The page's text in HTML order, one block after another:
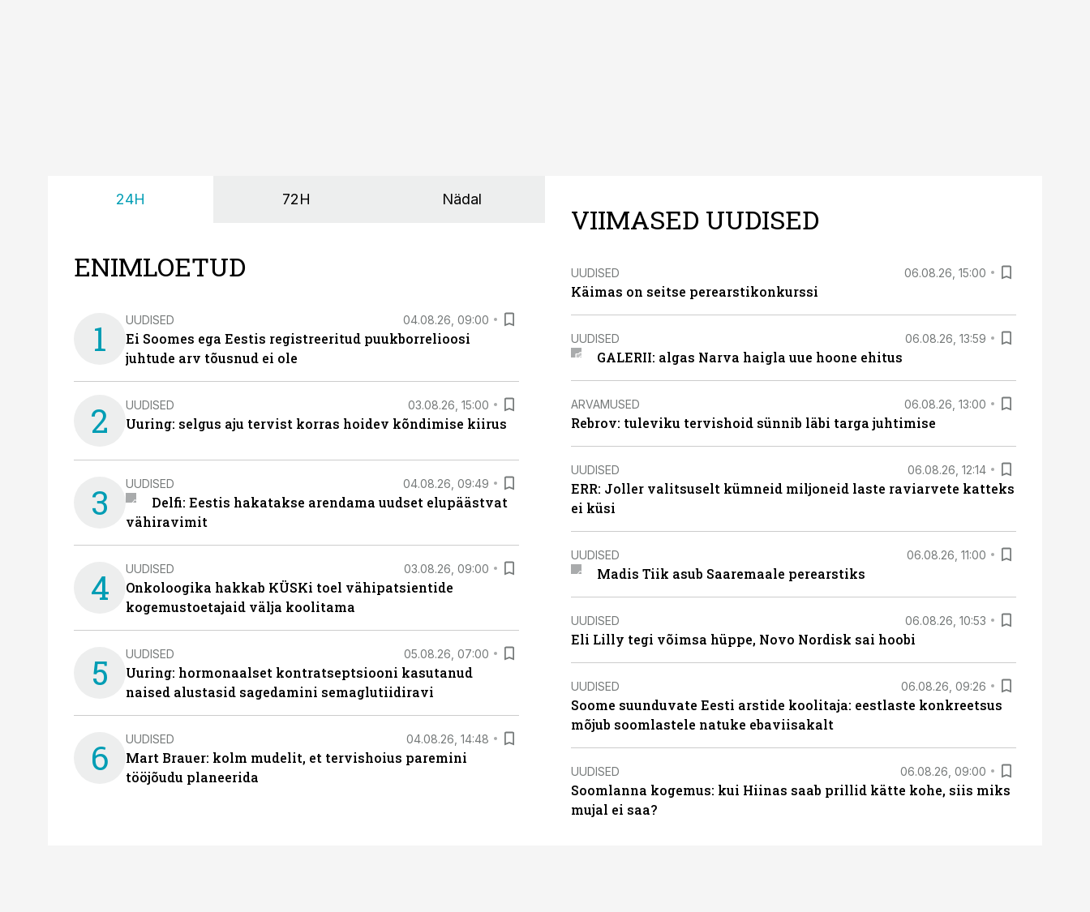
24H 72H Nädal
ENIMLOETUD
1 UUDISED 04.08.26, 09:00
Ei Soomes ega Eestis registreeritud puukborrelioosi
juhtude arv tõusnud ei ole
2 UUDISED 03.08.26, 15:00
Uuring: selgus aju tervist korras hoidev kõndimise kiirus
3 UUDISED 04.08.26, 09:49
Delfi: Eestis hakatakse arendama uudset elupäästvat
vähiravimit
4 UUDISED 03.08.26, 09:00
Onkoloogika hakkab KÜSKi toel vähipatsientide
kogemustoetajaid välja koolitama
5 UUDISED 05.08.26, 07:00
Uuring: hormonaalset kontratseptsiooni kasutanud
naised alustasid sagedamini semaglutiidiravi
6 UUDISED 04.08.26, 14:48
Mart Brauer: kolm mudelit, et tervishoius paremini
tööjõudu planeerida
VIIMASED UUDISED
UUDISED 06.08.26, 15:00
Käimas on seitse perearstikonkurssi
UUDISED 06.08.26, 13:59
GALERII: algas Narva haigla uue hoone ehitus
ARVAMUSED 06.08.26, 13:00
Rebrov: tuleviku tervishoid sünnib läbi targa juhtimise
UUDISED 06.08.26, 12:14
ERR: Joller valitsuselt kümneid miljoneid laste raviarvete katteks
ei küsi
UUDISED 06.08.26, 11:00
Madis Tiik asub Saaremaale perearstiks
UUDISED 06.08.26, 10:53
Eli Lilly tegi võimsa hüppe, Novo Nordisk sai hoobi
UUDISED 06.08.26, 09:26
Soome suunduvate Eesti arstide koolitaja: eestlaste konkreetsus
mõjub soomlastele natuke ebaviisakalt
UUDISED 06.08.26, 09:00
Soomlanna kogemus: kui Hiinas saab prillid kätte kohe, siis miks
mujal ei saa?